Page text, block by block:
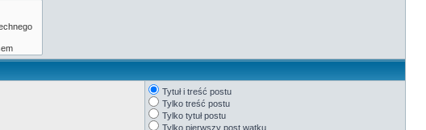
Tytuł i treść postu
Tylko treść postu
Tylko tytuł postu
Tylko pierwszy post wątku